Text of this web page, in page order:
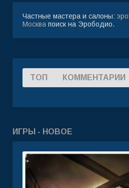
Частные мастера и салоны:
Москва поиск на Эрободио.
ТОП КОММЕНТАРИИ
ИГРЫ - НОВОЕ